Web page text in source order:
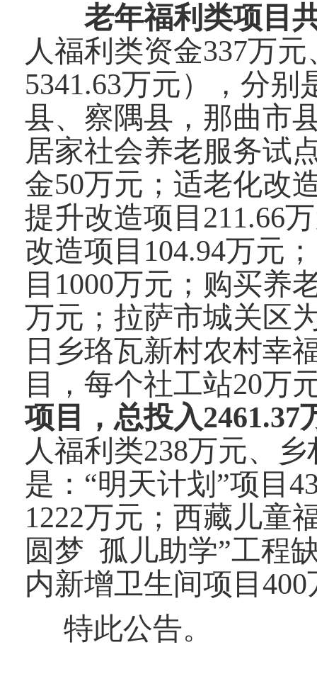
老年福利类项目共
人福利 类资金337万
5341.63万元），分别
县、察隅县，那曲市
居家社会养老服务试
金50万元；适老化改
提升改造项目211.66
改造项目104.94万元
目1000万元；购买养
万元；拉萨市城关区
日乡珞瓦新村农村幸
目，每个社工站20万
项目，总投入2461.37
人福利类238万元、
是： “明天计划”项目
1222万元；西藏儿童
圆梦 孤儿助学”工程
内新增卫生间项目400
特此公告。